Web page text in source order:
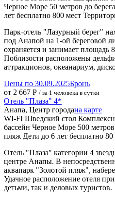
Черное Море 50 метров до берега
лет бесплатно 800 мест
Парк-отель "Лазурный берег"
под Анапой на 1-ой береговой
охраняется и занимает площадь
Поблизости расположены
аттракционов, океанариум,
Цены по 30.09.2025Бронь
от 2 667 Р / за 1 человека в сутки
Отель "Плаза" 4*
Анапа, Центр городана карте
WI-FI Шведский стол
бассейн Черное Море 500
пляж Дети до 6 лет бесплатно 80
Отель "Плаза" категории 4
центре Анапы. В
аквапарк "Золотой пляж",
Удачное расположение отеля
детьми, так и деловых туристов.